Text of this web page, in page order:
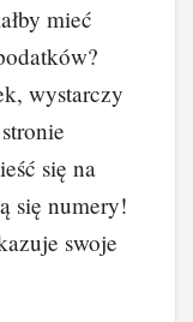
mieć
wystarczy
się na
się numery!
swoje